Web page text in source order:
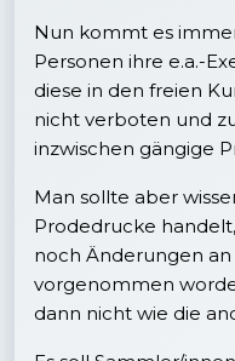
Nun kommt es
Personen ihre e.a.-
diese in den freien
nicht verboten und
inzwischen gängige
Man sollte aber
Prodedrucke
noch Änderungen
vorgenommen
dann nicht wie die